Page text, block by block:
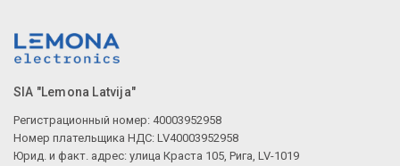
SIA "Lemona Latvija"
Регистрационный номер: 40003952958
Номер плательщика НДС: LV40003952958
Юрид. и факт. адрес: улица Краста 105, Рига, LV-1019